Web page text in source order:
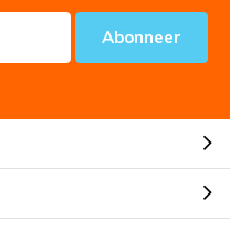
Abonneer